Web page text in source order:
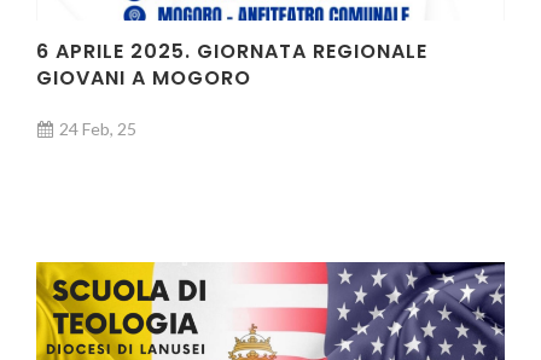
6 APRILE 2025. GIORNATA REGIONALE
GIOVANI A MOGORO
24 Feb, 25